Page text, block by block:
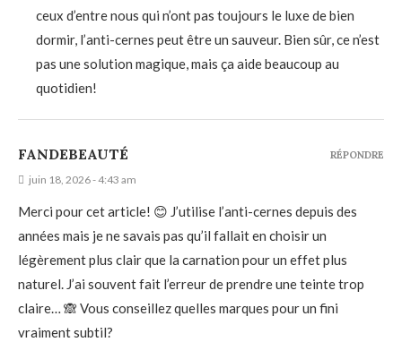
ceux d’entre nous qui n’ont pas toujours le luxe de bien
dormir, l’anti-cernes peut être un sauveur. Bien sûr, ce n’est
pas une solution magique, mais ça aide beaucoup au
quotidien!
FANDEBEAUTÉ
juin 18, 2026 - 4:43 am
Merci pour cet article! 😊 J’utilise l’anti-cernes depuis des
années mais je ne savais pas qu’il fallait en choisir un
légèrement plus clair que la carnation pour un effet plus
naturel. J’ai souvent fait l’erreur de prendre une teinte trop
claire… 🙈 Vous conseillez quelles marques pour un fini
vraiment subtil?
RÉPONDRE